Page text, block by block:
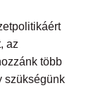
az
több
szükségünk